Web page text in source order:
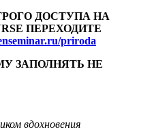
ДОСTУПА НА
ПЕРЕХОДИТЕ
priroda
ЗАПОЛНЯТЬ НЕ
вдохновения